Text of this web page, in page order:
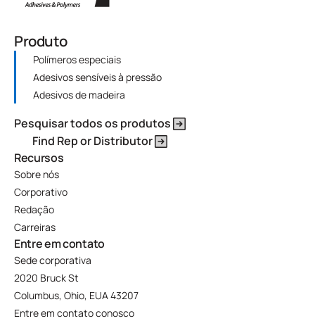
Produto
Polímeros especiais
Adesivos sensíveis à pressão
Adesivos de madeira
Pesquisar todos os produtos
Find Rep or Distributor
Recursos
Sobre nós
Corporativo
Redação
Carreiras
Entre em contato
Sede corporativa
2020 Bruck St
Columbus, Ohio, EUA 43207
Entre em contato conosco